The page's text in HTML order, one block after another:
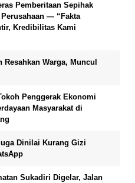
Pemberitaan Sepihak
— “Fakta
Kredibilitas Kami
Warga, Muncul
Penggerak Ekonomi
Masyarakat di
Dinilai Kurang Gizi
Sukadiri Digelar, Jalan